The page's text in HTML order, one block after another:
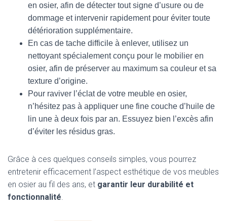
en osier, afin de détecter tout signe d’usure ou de
dommage et intervenir rapidement pour éviter toute
détérioration supplémentaire.
En cas de tache difficile à enlever, utilisez un
nettoyant spécialement conçu pour le mobilier en
osier, afin de préserver au maximum sa couleur et sa
texture d’origine.
Pour raviver l’éclat de votre meuble en osier,
n’hésitez pas à appliquer une fine couche d’huile de
lin une à deux fois par an. Essuyez bien l’excès afin
d’éviter les résidus gras.
Grâce à ces quelques conseils simples, vous pourrez
entretenir efficacement l’aspect esthétique de vos meubles
en osier au fil des ans, et garantir leur durabilité et
fonctionnalité